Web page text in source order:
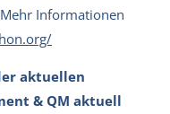
Informationen
aktuellen
& QM aktuell